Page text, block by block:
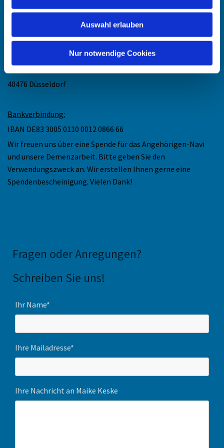
Auswahl erlauben
Nur notwendige Cookies
Mail: maike.keske@ekir.de
Anschrift:
Ev. Kirchengemeinde Düsseldorf-Mitte
Collenbachstr. 10
40476 Düsseldorf
Bankverbindung:
IBAN DE83 3005 0110 0012 0866 66
Wir freuen uns über eine Spende für das Angehörigen-Navi
und unsere Demenzarbeit. Bitte geben Sie den
Verwendungszweck an. Wir erstellen Ihnen gerne eine
Spendenbescheinigung. Vielen Dank!
Fragen oder Anregungen?
Schreiben Sie uns!
Ihr Name*
Ihre Mailadresse*
Ihre Nachricht an Maike Keske